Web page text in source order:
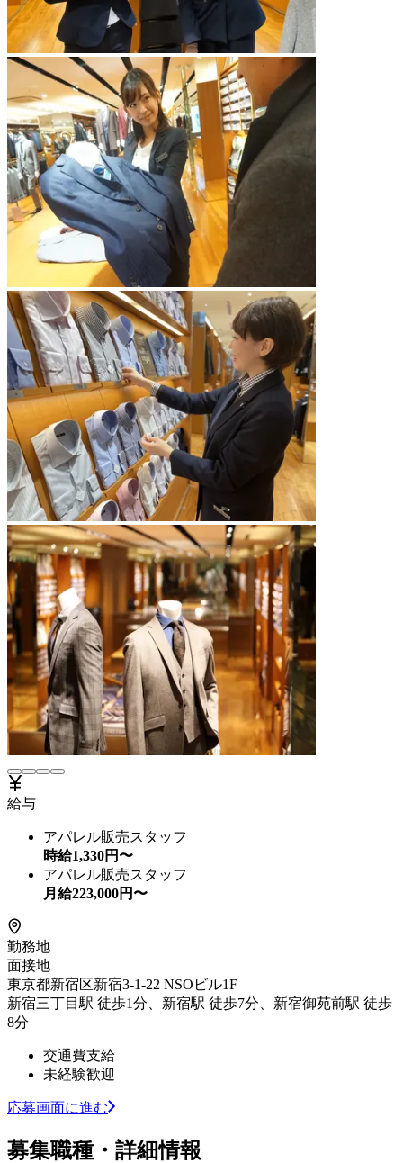
給与
アパレル販売スタッフ
時給1,330円〜
アパレル販売スタッフ
月給223,000円〜
勤務地
面接地
東京都新宿区新宿3-1-22 NSOビル1F
新宿三丁目駅 徒歩1分、新宿駅 徒歩7分、新宿御苑前駅 徒歩
8分
交通費支給
未経験歓迎
応募画面に進む
募集職種・詳細情報